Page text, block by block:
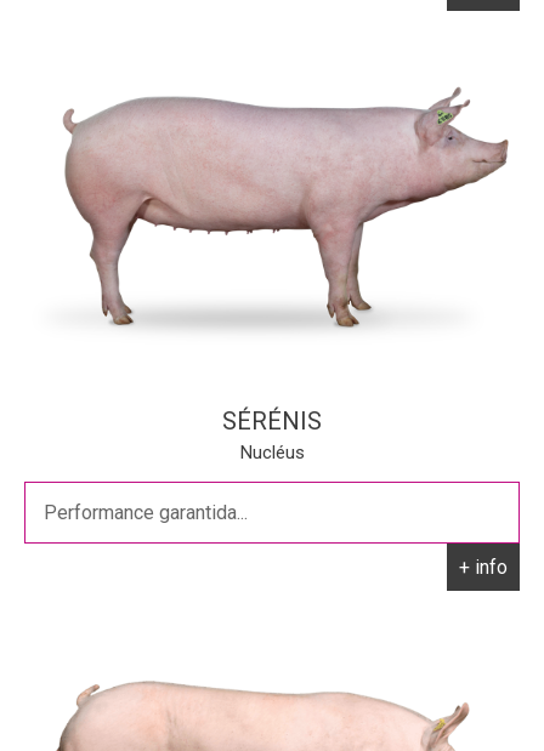
SÉRÉNIS
Nucléus
Performance garantida...
+ info